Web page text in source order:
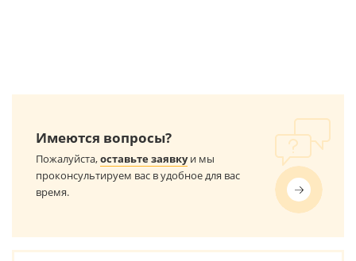
Имеются вопросы?
Пожалуйста,оставьте заявкуи мы
проконсультируем вас в удобное для вас
время.